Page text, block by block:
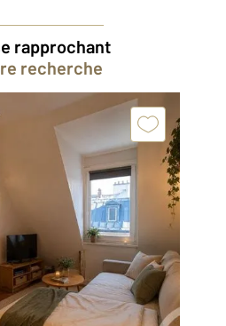
rapprochant
recherche